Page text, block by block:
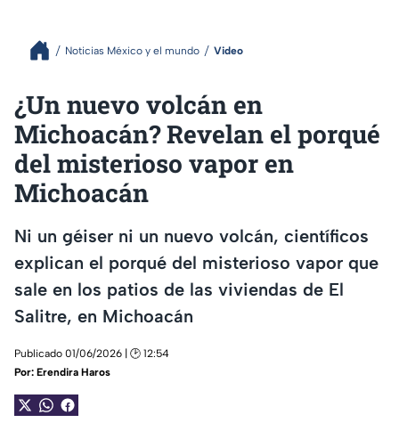
Noticias México y el mundo Video
¿Un nuevo volcán en
Michoacán? Revelan el porqué
del misterioso vapor en
Michoacán
Ni un géiser ni un nuevo volcán, científicos
explican el porqué del misterioso vapor que
sale en los patios de las viviendas de El
Salitre, en Michoacán
Publicado 01/06/2026 | 🕑 12:54
Por: Erendira Haros